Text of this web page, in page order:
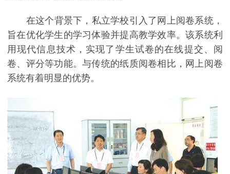
在这个背景下，私立学校引入了网上阅卷系统，
旨在优化学生的学习体验并提高教学效率。该系统利
用现代信息技术，实现了学生试卷的在线提交、阅
卷、评分等功能。与传统的纸质阅卷相比，网上阅卷
系统有着明显的优势。